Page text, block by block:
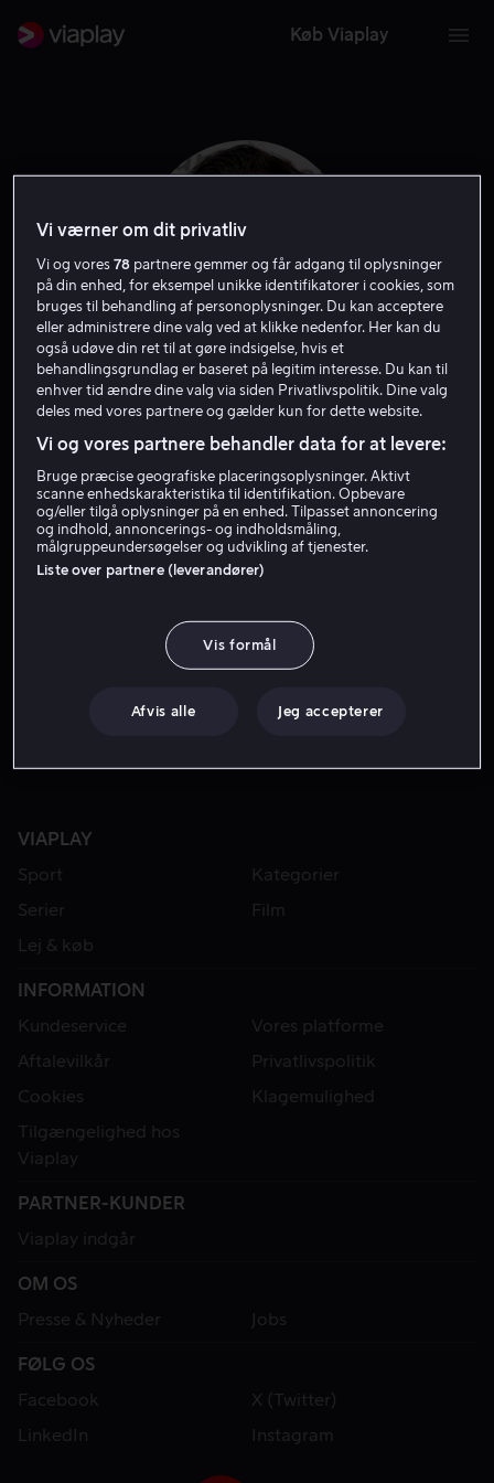
Køb Viaplay
Kyle Newman
Filmproducent Instruktør
VIAPLAY
Sport
Kategorier
Serier
Film
Lej & køb
INFORMATION
Kundeservice
Vores platforme
Aftalevilkår
Privatlivspolitik
Cookies
Klagemulighed
Tilgængelighed hos
Viaplay
PARTNER-KUNDER
Viaplay indgår
OM OS
Presse & Nyheder
Jobs
FØLG OS
Facebook
X (Twitter)
LinkedIn
Instagram
Vi værner om dit privatliv
Vi og vores78 partnere gemmer og får adgang til oplysninger
på din enhed, for eksempel unikke identifikatorer i cookies, som
bruges til behandling af personoplysninger. Du kan acceptere
eller administrere dine valg ved at klikke nedenfor. Her kan du
også udøve din ret til at gøre indsigelse, hvis et
behandlingsgrundlag er baseret på legitim interesse. Du kan til
enhver tid ændre dine valg via siden Privatlivspolitik. Dine valg
deles med vores partnere og gælder kun for dette website.
Vi og vores partnere behandler data for at levere:
Bruge præcise geografiske placeringsoplysninger. Aktivt
scanne enhedskarakteristika til identifikation. Opbevare
og/eller tilgå oplysninger på en enhed. Tilpasset annoncering
og indhold, annoncerings- og indholdsmåling,
målgruppeundersøgelser og udvikling af tjenester.
Liste over partnere (leverandører)
Vis formål
Afvis alle Jeg accepterer